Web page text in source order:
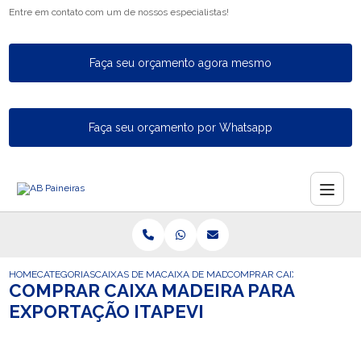
Entre em contato com um de nossos especialistas!
Faça seu orçamento agora mesmo
Faça seu orçamento por Whatsapp
HOMECATEGORIASCAIXAS DE MADEIRA PARA EXPORTACAO
CAIXA DE MADEIRA INDUSTRIAL PARA A
COMPRAR CAIXA MADEIRA
COMPRAR CAIXA MADEIRA PARA
EXPORTAÇÃO ITAPEVI